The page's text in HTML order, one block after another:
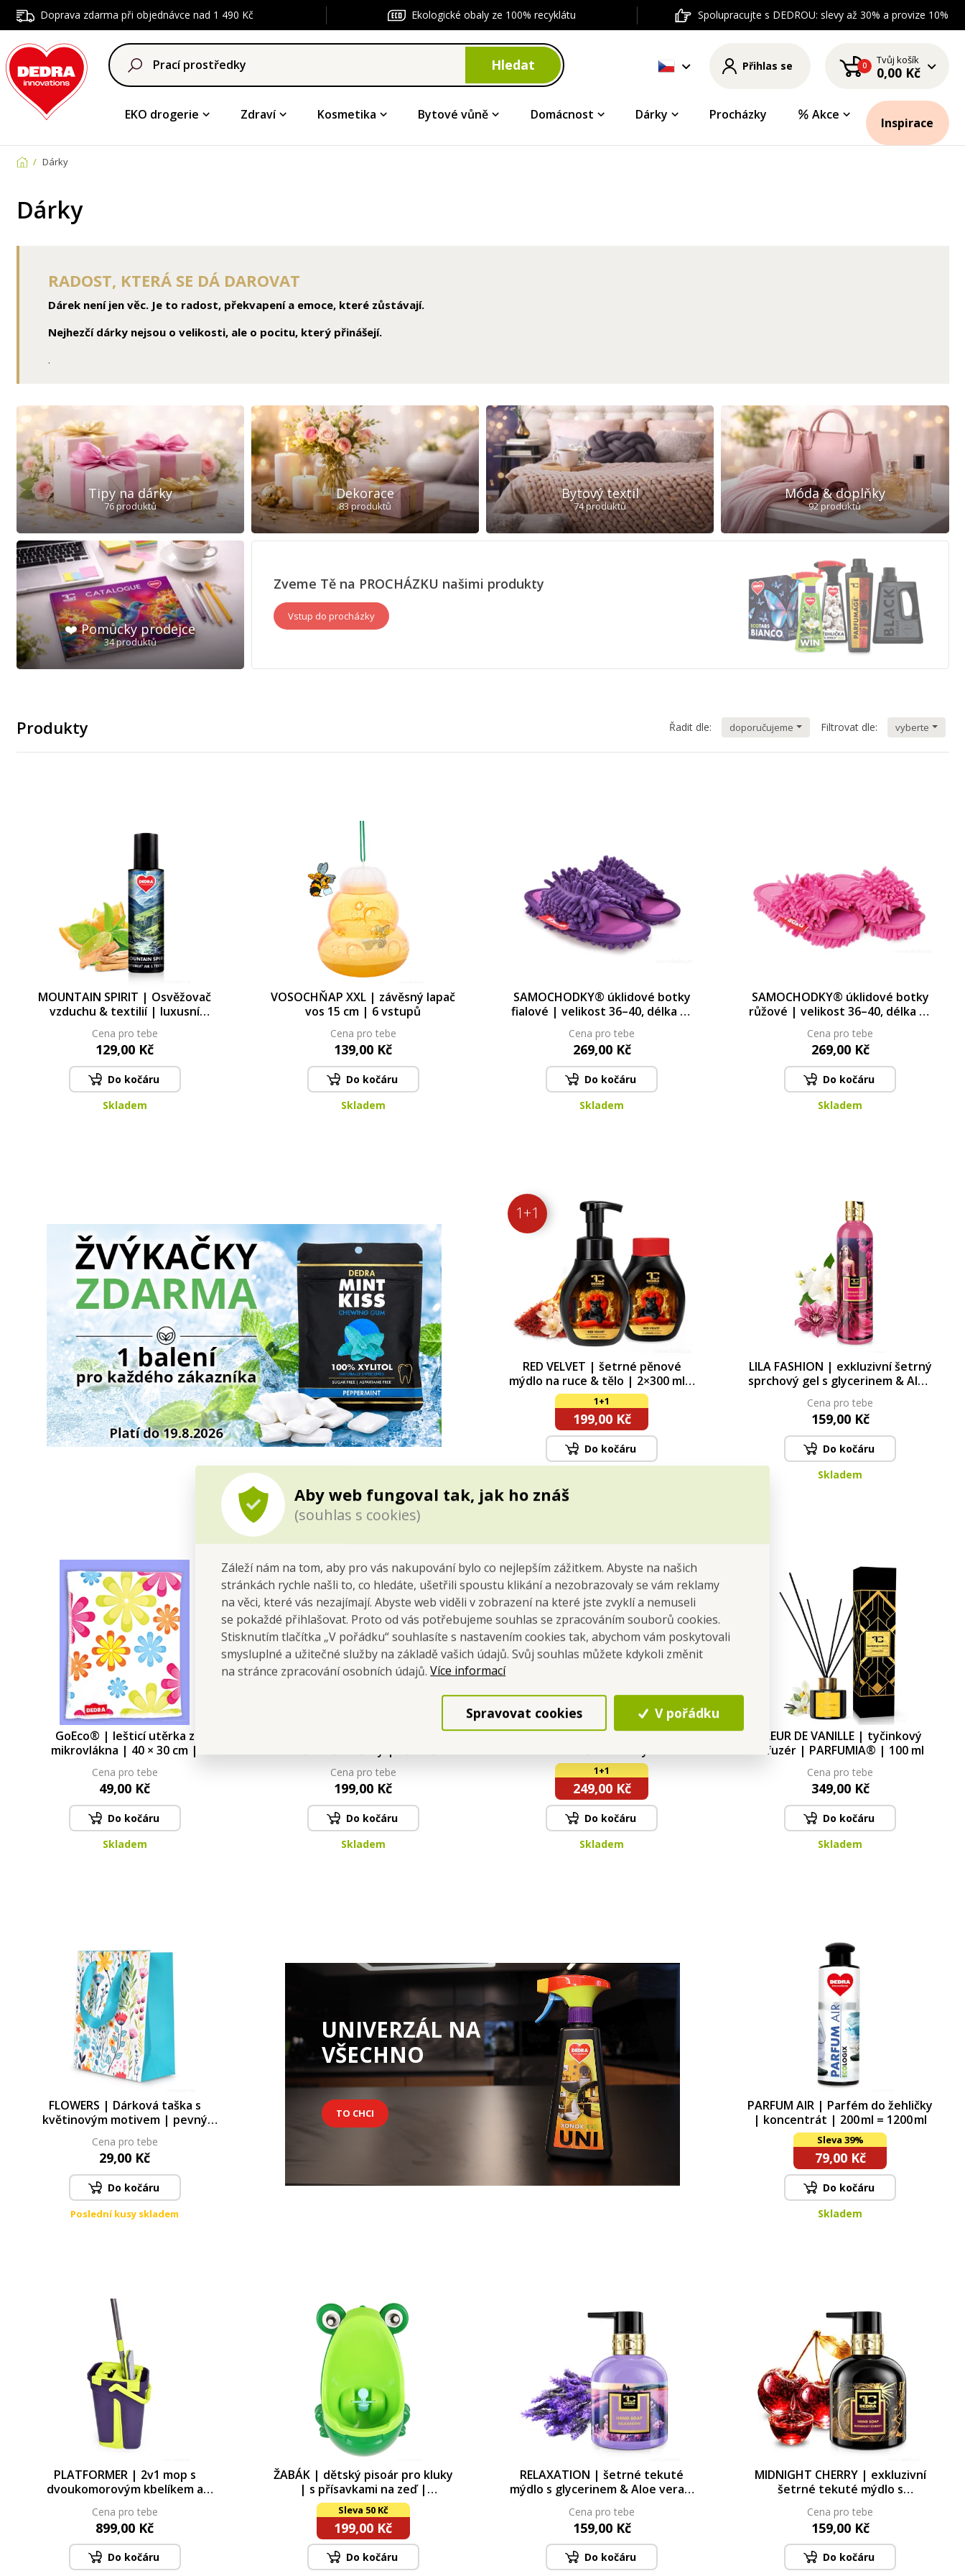
Doprava zdarma při objednávce nad 1 490 Kč Ekologické obaly ze 100% recyklátu Spolupracujte s DEDROU: slevy až 30% a provize 10%
Hledat Přihlas se 0 Tvůj košík
0,00 Kč
EKO drogerie Zdraví Kosmetika Bytové vůně Domácnost Dárky Procházky Akce
Inspirace
Aby web fungoval tak, jak ho znáš
(souhlas s cookies)
Záleží nám na tom, aby pro vás nakupování bylo co nejlepším zážitkem. Abyste na našich
stránkách rychle našli to, co hledáte, ušetřili spoustu klikání a nezobrazovaly se vám reklamy
na věci, které vás nezajímají. Abyste web viděli v zobrazení na které jste zvyklí a nemuseli
se pokaždé přihlašovat. Proto od vás potřebujeme souhlas se zpracováním souborů cookies.
Stisknutím tlačítka „V pořádku“ souhlasíte s nastavením cookies tak, abychom vám poskytovali
smysluplné a užitečné služby na základě vašich údajů. Svůj souhlas můžete kdykoli změnit
na stránce zpracování osobních údajů.Více informací
Spravovat cookies V pořádku
Dárky
Dárky
RADOST, KTERÁ SE DÁ DAROVAT
Dárek není jen věc. Je to radost, překvapení a emoce, které zůstávají.
Nejhezčí dárky nejsou o velikosti, ale o pocitu, který přinášejí.
.
Tipy na dárky
76 produktů
Dekorace
83 produktů
Bytový textil
74 produktů
Móda & doplňky
92 produktů
❤️ Pomůcky prodejce
34 produktů
Zveme Tě na PROCHÁZKU našimi produkty
Vstup do procházky
Produkty Řadit dle: doporučujeme Filtrovat dle: vyberte
MOUNTAIN SPIRIT | Osvěžovač
vzduchu & textilií | luxusní
parfémový sprej | 250 ml
Cena pro tebe
129,00 Kč
Do kočáru
Skladem
VOSOCHŇAP XXL | závěsný lapač
vos 15 cm | 6 vstupů
Cena pro tebe
139,00 Kč
Do kočáru
Skladem
SAMOCHODKY® úklidové botky
fialové | velikost 36–40, délka 25
Cena pro tebe
269,00 Kč
Do kočáru
Skladem
SAMOCHODKY® úklidové botky
růžové | velikost 36–40, délka 25
Cena pro tebe
269,00 Kč
Do kočáru
Skladem
1+1
RED VELVET | šetrné pěnové
mýdlo na ruce & tělo | 2×300 ml |
výhodná sada 2 ks
1+1
199,00 Kč
Do kočáru
LILA FASHION | exkluzivní šetrný
sprchový gel s glycerinem & Aloe
vera | 320 ml | LEGENDS
Cena pro tebe
159,00 Kč
Do kočáru
Skladem
GoEco® | lešticí utěrka z
mikrovlákna | 40 × 30 cm |
květinový potisk
Cena pro tebe
49,00 Kč
Do kočáru
Skladem
kovového řetízku a dna
čokoládový
Cena pro tebe
199,00 Kč
Do kočáru
Skladem
1+1
SADA 1+1 | pěnové mýdlo na
napěňovačem DAISY FLOWER |
2×300 ml
1+1
249,00 Kč
Do kočáru
Skladem
FLEUR DE VANILLE | tyčinkový
difuzér | PARFUMIA® | 100 ml
Cena pro tebe
349,00 Kč
Do kočáru
Skladem
FLOWERS | Dárková taška s
květinovým motivem | pevný
karton & elegantní design
Cena pro tebe
29,00 Kč
Do kočáru
Poslední kusy skladem
UNIVERZÁL NA
VŠECHNO
TO CHCI
PARFUM AIR | Parfém do žehličky
| koncentrát | 200 ml = 1200 ml
Sleva 39%
79,00 Kč
Do kočáru
Skladem
PLATFORMER | 2v1 mop s
dvoukomorovým kbelíkem a
cm
Cena pro tebe
899,00 Kč
Do kočáru
ŽABÁK | dětský pisoár pro kluky
| s přísavkami na zeď |
vyjímatelná nádrž s vrtulkou |
výška 29 cm
Sleva 50 Kč
199,00 Kč
Do kočáru
RELAXATION | šetrné tekuté
mýdlo s glycerinem & Aloe vera |
Cena pro tebe
159,00 Kč
Do kočáru
MIDNIGHT CHERRY | exkluzivní
šetrné tekuté mýdlo s
Cena pro tebe
159,00 Kč
Do kočáru